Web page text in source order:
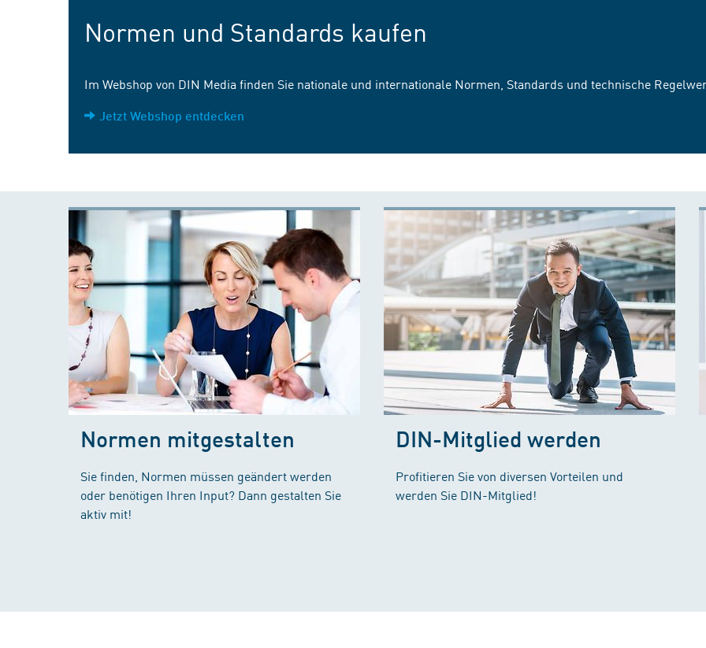
Normen und Standards kaufen
Im Webshop von DIN Media finden Sie nationale und internationale Normen, Standards und technische
Jetzt Webshop entdecken
Normen mitgestalten
Sie finden, Normen müssen geändert werden
oder benötigen Ihren Input? Dann gestalten Sie
aktiv mit!
DIN-Mitglied werden
Profitieren Sie von diversen Vorteilen und
werden Sie DIN-Mitglied!